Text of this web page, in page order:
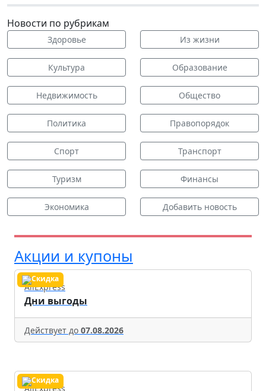
Новости по рубрикам
Здоровье Из жизни
Культура Образование
Недвижимость Общество
Политика Правопорядок
Спорт Транспорт
Туризм Финансы
Экономика Добавить новость
Акции и купоны
AliExpress
Дни выгоды
Действует до 07.08.2026
AliExpress